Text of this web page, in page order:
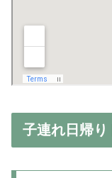
子連れ日帰り